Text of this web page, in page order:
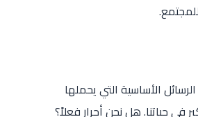
الأساسية التي يحملها
في حياتنا. هل نحن أحرار فعلاً؟